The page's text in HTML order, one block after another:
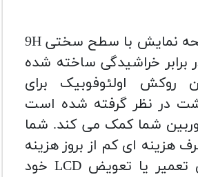
این محافظ صفحه نمایش با سطح سختی 9H
برابر خراشیدگی ساخته شده
روکش اولئوفوبیک برای
در نظر گرفته شده است
شما کمک می کند. شما
هزینه ای کم از بروز هزینه
های گزاف برای تعمیر یا تعویض LCD خود